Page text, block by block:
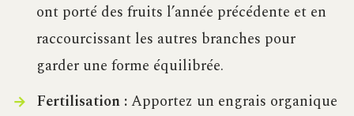
ont porté des fruits l’année précédente et en
raccourcissant les autres branches pour
garder une forme équilibrée.
Fertilisation :Apportez un engrais organique